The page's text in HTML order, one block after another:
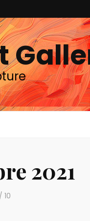
2021
/ 10